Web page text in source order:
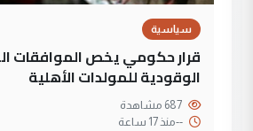
سياسية
قرار حكومي يخص الموافقات
الوقودية للمولدات الأهلية
--منذ 17 ساعة